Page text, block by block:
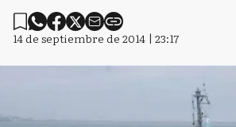
14 de septiembre de 2014 | 23:17